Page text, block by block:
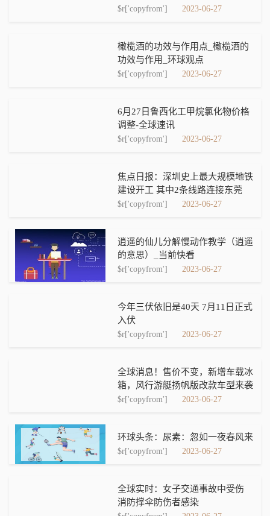
$r['copyfrom'] 2023-06-27
橄榄酒的功效与作用点_橄榄酒的
功效与作用_环球观点
$r['copyfrom'] 2023-06-27
6月27日鲁西化工甲烷氯化物价格
调整-全球速讯
$r['copyfrom'] 2023-06-27
焦点日报：深圳史上最大规模地铁
建设开工 其中2条线路连接东莞
$r['copyfrom'] 2023-06-27
逍遥的仙儿分解慢动作教学（逍遥
的意思）_当前快看
$r['copyfrom'] 2023-06-27
今年三伏依旧是40天 7月11日正式
入伏
$r['copyfrom'] 2023-06-27
全球消息！售价不变，新增车载冰
箱，风行游艇扬帆版改款车型来袭
$r['copyfrom'] 2023-06-27
环球头条：尿素：忽如一夜春风来
$r['copyfrom'] 2023-06-27
全球实时：女子交通事故中受伤
消防撑伞防伤者感染